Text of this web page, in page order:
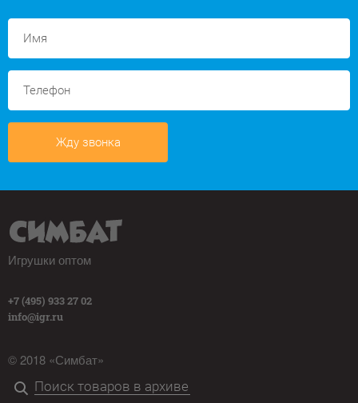
Жду звонка
Игрушки оптом
+7 (495) 933 27 02
info@igr.ru
© 2018 «Симбат»